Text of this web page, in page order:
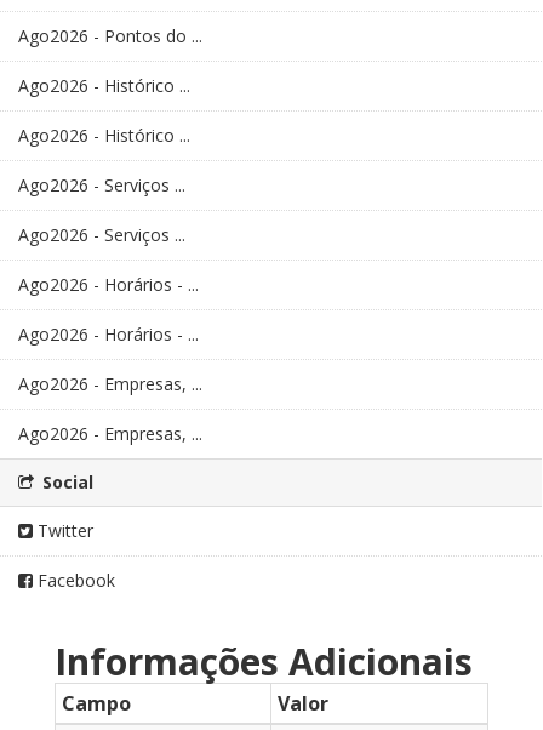
Ago2026 - Pontos do ...
Ago2026 - Histórico ...
Ago2026 - Histórico ...
Ago2026 - Serviços ...
Ago2026 - Serviços ...
Ago2026 - Horários - ...
Ago2026 - Horários - ...
Ago2026 - Empresas, ...
Ago2026 - Empresas, ...
Social
Twitter
Facebook
Informações Adicionais
Campo
Valor